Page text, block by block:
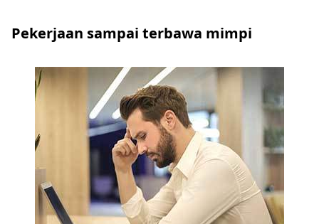
Pekerjaan sampai terbawa mimpi